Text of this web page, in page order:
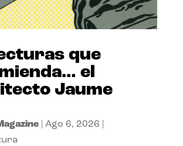
que
el
Jaume
| Ago 6, 2026